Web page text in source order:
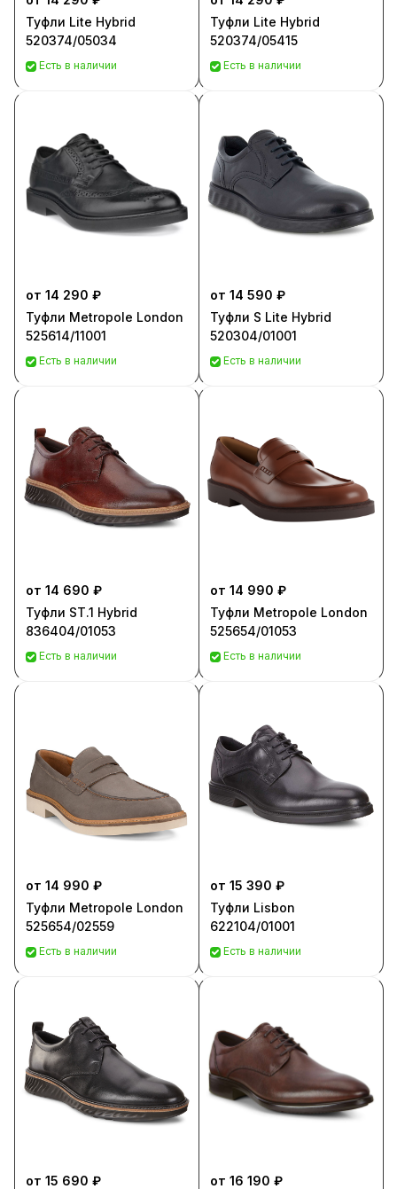
Туфли Lite Hybrid
520374/05034
Есть в наличии
Туфли Lite Hybrid
520374/05415
Есть в наличии
от 14 290 ₽
Туфли Metropole London
525614/11001
Есть в наличии
от 14 590 ₽
Туфли S Lite Hybrid
520304/01001
Есть в наличии
от 14 690 ₽
Туфли ST.1 Hybrid
836404/01053
Есть в наличии
от 14 990 ₽
Туфли Metropole London
525654/01053
Есть в наличии
от 14 990 ₽
Туфли Metropole London
525654/02559
Есть в наличии
от 15 390 ₽
Туфли Lisbon
622104/01001
Есть в наличии
от 15 690 ₽
от 16 190 ₽